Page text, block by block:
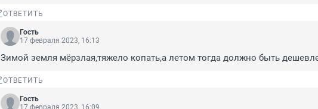
ОТВЕТИТЬ
Гость
17 февраля 2023, 16:13
Зимой земля мёрзлая,тяжело копать,а летом тогда должно быть
ОТВЕТИТЬ
Гость
17 февраля 2023, 16:09